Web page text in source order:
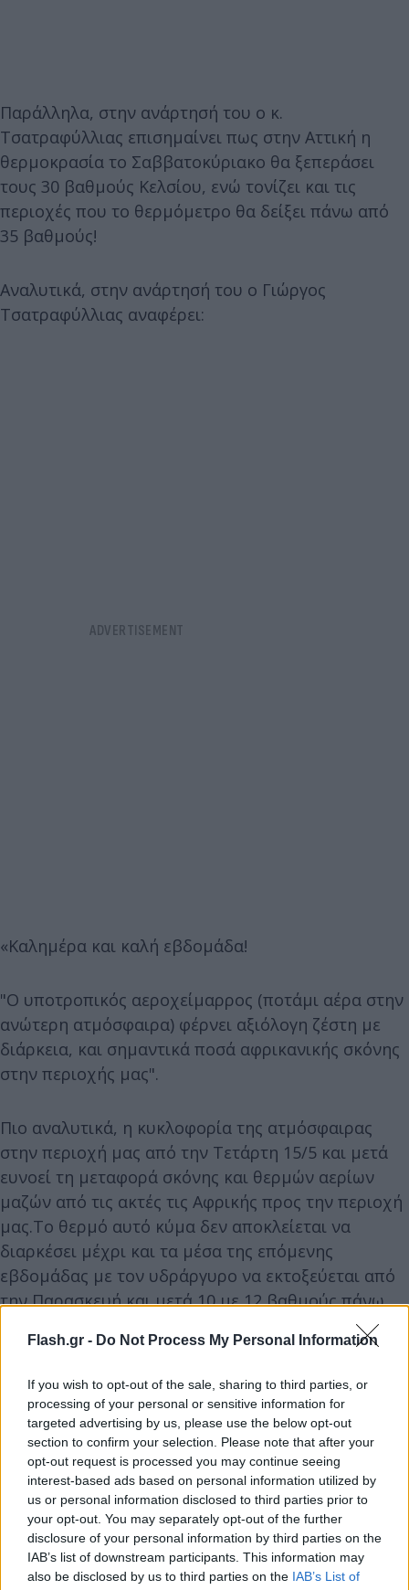
Flash.gr - Do Not Process My Personal Information
If you wish to opt-out of the sale, sharing to third parties, or
processing of your personal or sensitive information for
targeted advertising by us, please use the below opt-out
section to confirm your selection. Please note that after your
opt-out request is processed you may continue seeing
interest-based ads based on personal information utilized by
us or personal information disclosed to third parties prior to
your opt-out. You may separately opt-out of the further
disclosure of your personal information by third parties on the
IAB’s list of downstream participants. This information may
also be disclosed by us to third parties on the IAB’s List of
Παράλληλα, στην ανάρτησή του ο κ.
Τσατραφύλλιας επισημαίνει πως στην Αττική η
θερμοκρασία το Σαββατοκύριακο θα ξεπεράσει
τους 30 βαθμούς Κελσίου, ενώ τονίζει και τις
περιοχές που το θερμόμετρο θα δείξει πάνω από
35 βαθμούς!
Αναλυτικά, στην ανάρτησή του ο Γιώργος
Τσατραφύλλιας αναφέρει:
«Καλημέρα και καλή εβδομάδα!
"Ο υποτροπικός αεροχείμαρρος (ποτάμι αέρα στην
ανώτερη ατμόσφαιρα) φέρνει αξιόλογη ζέστη με
διάρκεια, και σημαντικά ποσά αφρικανικής σκόνης
στην περιοχής μας".
Πιο αναλυτικά, η κυκλοφορία της ατμόσφαιρας
στην περιοχή μας από την Τετάρτη 15/5 και μετά
ευνοεί τη μεταφορά σκόνης και θερμών αερίων
μαζών από τις ακτές τις Αφρικής προς την περιοχή
μας.Το θερμό αυτό κύμα δεν αποκλείεται να
διαρκέσει μέχρι και τα μέσα της επόμενης
εβδομάδας με τον υδράργυρο να εκτοξεύεται από
την Παρασκευή και μετά 10 με 12 βαθμούς πάνω